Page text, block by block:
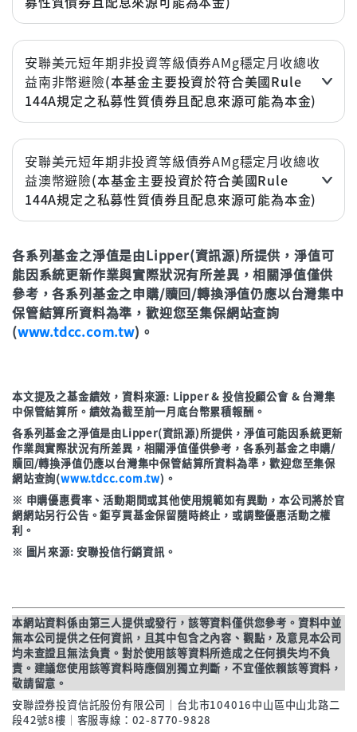
立即申購
近2年(%)
近3年
15.38%
年初至今
1.27%
立即申購
近6個月
0.23%
近1年(%)
1.64%
近2年(%)
1.60%
近3年
9.32%
年初至今
0.27%
立即申購
安聯美元短年期非投資等級債券AMg穩定月收總收
益南非幣避險(本基金主要投資於符合美國Rule
144A規定之私募性質債券且配息來源可能為本金)
近6個月
2.38%
近1年(%)
6.20%
近2年(%)
11.22%
年初至今
2.73%
立即申購
安聯美元短年期非投資等級債券AMg穩定月收總收
益澳幣避險(本基金主要投資於符合美國Rule
144A規定之私募性質債券且配息來源可能為本金)
近6個月
1.18%
近1年(%)
3.39%
近2年(%)
近3年
立即申購
各系列基金之淨值是由Lipper(資訊源)所提供，淨值可
能因系統更新作業與實際狀況有所差異，相關淨值僅供
參考，各系列基金之申購/贖回/轉換淨值仍應以台灣集中
保管結算所資料為準，歡迎您至集保網站查詢
(www.tdcc.com.tw)。
本文提及之基金績效，資料來源: Lipper & 投信投顧公會 & 台灣集
中保管結算所。績效為截至前一月底台幣累積報酬。
各系列基金之淨值是由Lipper(資訊源)所提供，淨值可能因系統更新
作業與實際狀況有所差異，相關淨值僅供參考，各系列基金之申購/
贖回/轉換淨值仍應以台灣集中保管結算所資料為準，歡迎您至集保
網站查詢(www.tdcc.com.tw)。
※ 申購優惠費率、活動期間或其他使用規範如有異動，本公司將於官
網網站另行公告。鉅亨買基金保留隨時終止，或調整優惠活動之權
利。
※ 圖片來源: 安聯投信行銷資訊。
本網站資料係由第三人提供或發行，該等資料僅供您參考。資料中並
無本公司提供之任何資訊，且其中包含之內容、觀點，及意見本公司
均未查證且無法負責。對於使用該等資料所造成之任何損失均不負
責。建議您使用該等資料時應個別獨立判斷，不宜僅依賴該等資料，
敬請留意。
安聯證券投資信託股份有限公司│台北市104016中山區中山北路二
段42號8樓│客服專線：02-8770-9828